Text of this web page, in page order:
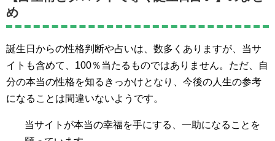
め
誕生日からの性格判断や占いは、数多くありますが、当サ
イトも含めて、100％当たるものではありません。ただ、自
分の本当の性格を知るきっかけとなり、今後の人生の参考
になることは間違いないようです。
当サイトが本当の幸福を手にする、一助になることを